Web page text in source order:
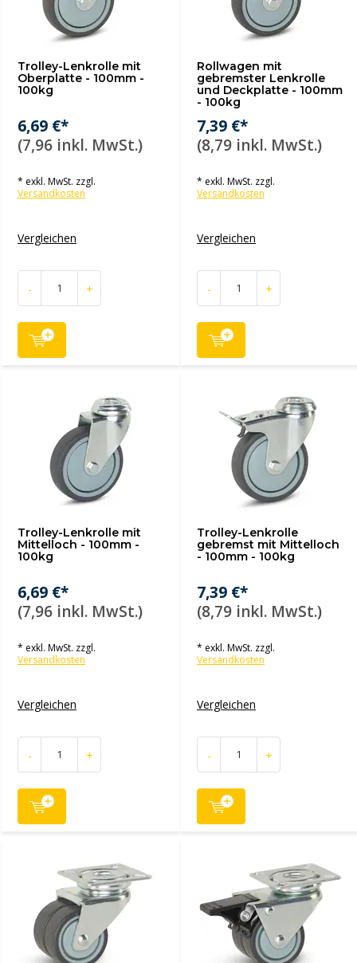
Trolley-Lenkrolle mit
Oberplatte - 100mm -
100kg
6,69 €*
(7,96 inkl. MwSt.)
* exkl. MwSt. zzgl.
Versandkosten
Vergleichen
- +
Rollwagen mit
gebremster Lenkrolle
und Deckplatte - 100mm
- 100kg
7,39 €*
(8,79 inkl. MwSt.)
* exkl. MwSt. zzgl.
Versandkosten
Vergleichen
- +
Trolley-Lenkrolle mit
Mittelloch - 100mm -
100kg
6,69 €*
(7,96 inkl. MwSt.)
* exkl. MwSt. zzgl.
Versandkosten
Vergleichen
- +
Trolley-Lenkrolle
gebremst mit Mittelloch
- 100mm - 100kg
7,39 €*
(8,79 inkl. MwSt.)
* exkl. MwSt. zzgl.
Versandkosten
Vergleichen
- +